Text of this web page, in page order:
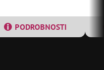
PODROBNOSTI